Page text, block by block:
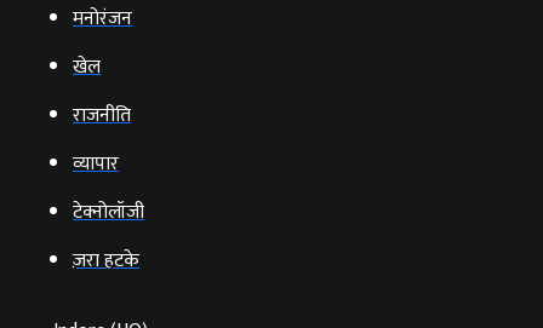
मनोरंजन
खेल
राजनीति
व्‍यापार
टेक्‍नोलॉजी
ज़रा हटके